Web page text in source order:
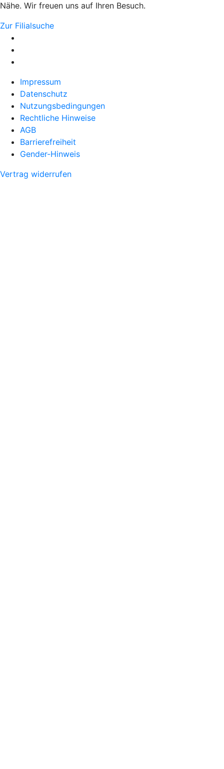
Nähe. Wir freuen uns auf Ihren Besuch.
Zur Filialsuche
Impressum
Datenschutz
Nutzungsbedingungen
Rechtliche Hinweise
AGB
Barrierefreiheit
Gender-Hinweis
Vertrag widerrufen